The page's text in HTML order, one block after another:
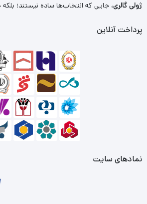
ژولی گالری، جایی که انتخاب‌ها ساده نیستند؛
پرداخت آنلاین
نمادهای سایت